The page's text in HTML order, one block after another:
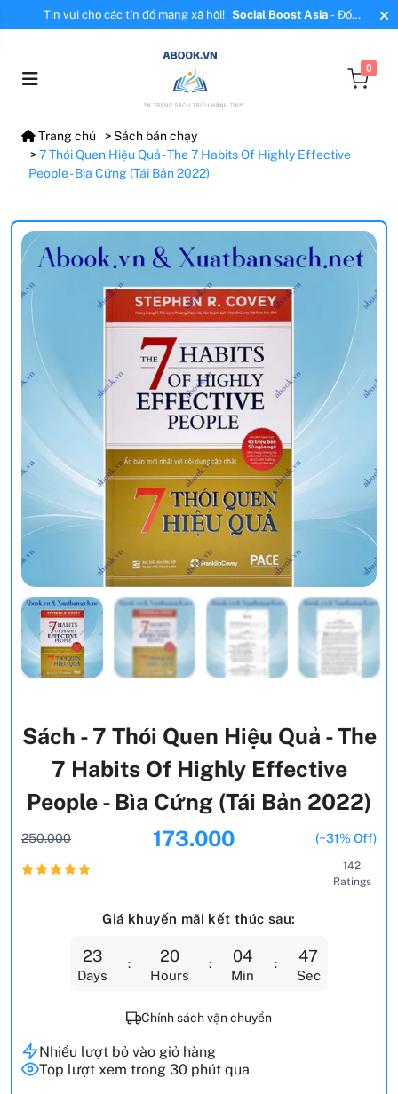
Tin vui cho các tín đồ mạng xã hội! Social Boost Asia- Đối
tác mới, cung cấp dịch vụ tăng tương tác, tăng follow uy tín!
0
Trang chủ
Sách bán chạy
7 Thói Quen Hiệu Quả - The 7 Habits Of Highly Effective
People - Bìa Cứng (Tái Bản 2022)
Sách - 7 Thói Quen Hiệu Quả - The
7 Habits Of Highly Effective
People - Bìa Cứng (Tái Bản 2022)
250.000 173.000 (~31% Off)
142
Ratings
Giá khuyến mãi kết thúc sau:
23
Days
20
Hours
04
Min
45
Sec
Chính sách vận chuyển
Nhiều lượt bỏ vào giỏ hàng
Top lượt xem trong 30 phút qua